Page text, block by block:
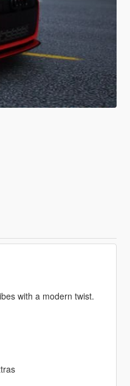
with a modern twist.